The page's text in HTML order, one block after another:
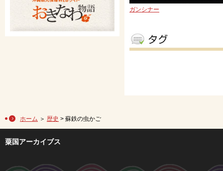
ガンシナー
ホーム ＞ 歴史 > 蘇鉄の虫かご
粟国アーカイブス